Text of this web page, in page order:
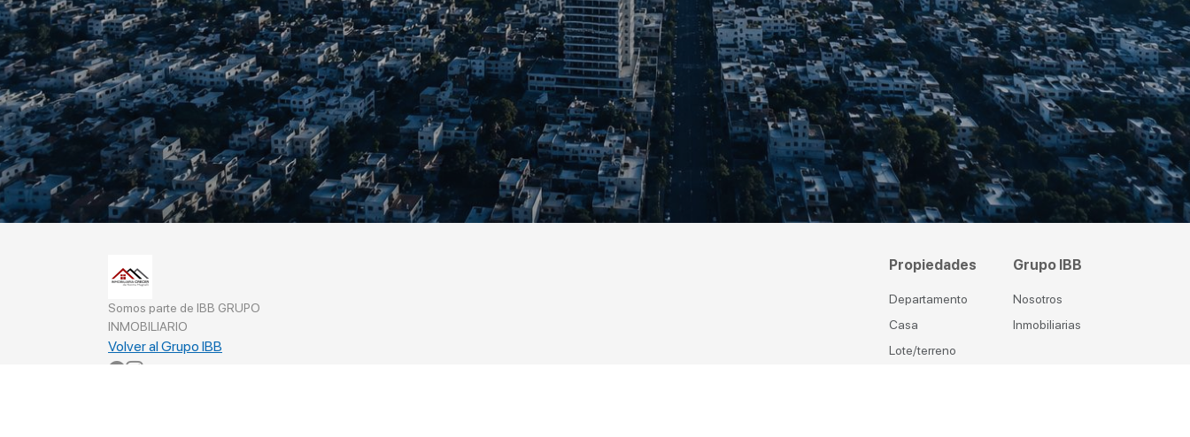
Somos parte de IBB GRUPO
INMOBILIARIO
Volver al Grupo IBB
Propiedades
Departamento
Casa
Lote/terreno
Grupo IBB
Nosotros
Inmobiliarias